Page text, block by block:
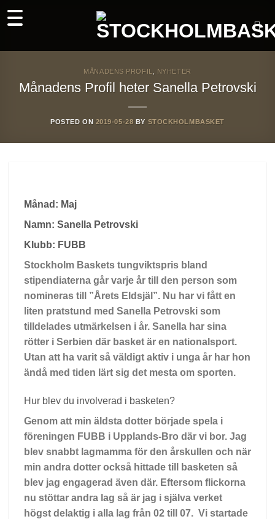
to
MÅNADENS PROFIL NYHETER
Månadens Profil heter Sanella Petrovski
POSTED ON 2019-05-28 BY STOCKHOLMBASKET
Månad: Maj
Namn: Sanella Petrovski
Klubb: FUBB
Stockholm Baskets tungviktspris bland
stipendiaterna går varje år till den person som
nomineras till ”Årets Eldsjäl”. Nu har vi fått en
liten pratstund med Sanella Petrovski som
tilldelades utmärkelsen i år. Sanella har sina
rötter i Serbien där basket är en nationalsport.
Utan att ha varit så väldigt aktiv i unga år har hon
ändå med tiden lärt sig det mesta om sporten.
Hur blev du involverad i basketen?
Genom att min äldsta dotter började spela i
föreningen FUBB i Upplands-Bro där vi bor. Jag
blev snabbt lagmamma för den årskullen och när
min andra dotter också hittade till basketen så
blev jag engagerad även där. Eftersom flickorna
nu stöttar andra lag så är jag i själva verket
högst delaktig i alla lag från 02 till 07. Vi startade